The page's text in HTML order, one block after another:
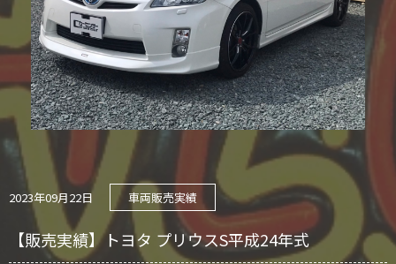
2023年09月22日 車両販売実績
【販売実績】トヨタ プリウスS平成24年式